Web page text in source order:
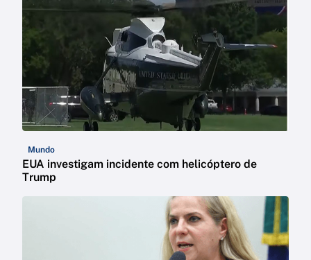
Mundo
EUA investigam incidente com helicóptero de
Trump